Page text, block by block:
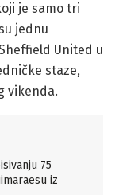
je samo tri
jednu
United u
staze,
vikenda.
75
iz